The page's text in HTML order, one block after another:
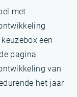
met
een
pagina
van
het jaar